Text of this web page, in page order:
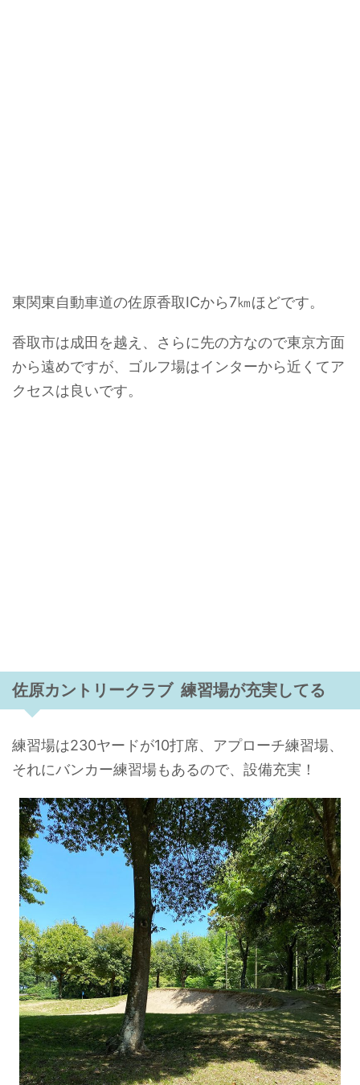
東関東自動車道の佐原香取ICから7㎞ほどです。
香取市は成田を越え、さらに先の方なので東京方面
から遠めですが、ゴルフ場はインターから近くてア
クセスは良いです。
佐原カントリークラブ 練習場が充実してる
練習場は230ヤードが10打席、アプローチ練習場、
それにバンカー練習場もあるので、設備充実！